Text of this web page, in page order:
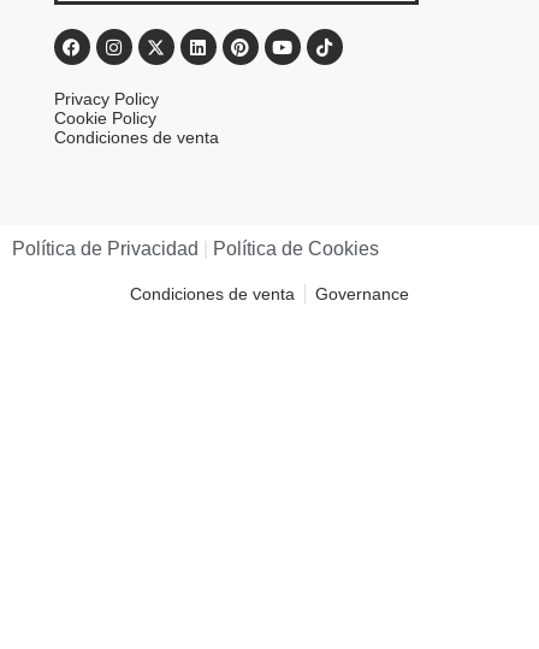
Privacy Policy
Cookie Policy
Condiciones de venta
Política de Privacidad​ Política de Cookies​
Condiciones de venta Governance